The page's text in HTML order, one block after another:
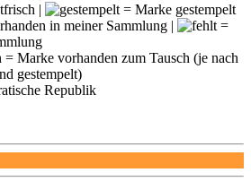
|
= Marke gestempelt
in meiner Sammlung |
=
= Marke vorhanden zum Tausch (je nach
gestempelt)
Republik